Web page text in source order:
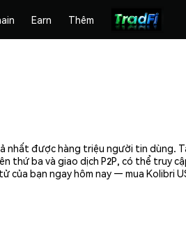
Earn Thêm
nhất được hàng triệu người tin
thứ ba và giao dịch P2P, có thể truy
của bạn ngay hôm nay — mua Kolibri